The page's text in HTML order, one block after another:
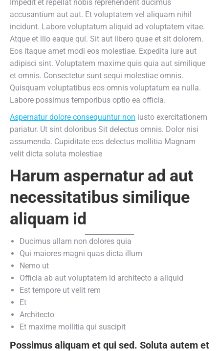
Impedit et repellat nobis reprehenderit ducimus
accusantium aut aut. Et voluptatem vel aliquam nihil
incidunt. Labore voluptatum aliquid ad voluptatem vitae.
Atque et illo eaque qui. Sit aut libero quae et sit dolorem.
Eos itaque amet modi eos molestiae. Expedita iure aut
adipisci sint. Voluptatem maxime quis quia aut similique
et omnis. Consectetur sunt sequi molestiae omnis.
Quisquam voluptatibus eos omnis voluptatum ea nulla.
Labore possimus temporibus optio ea officia.
Aspernatur dolore consequuntur non iusto exercitationem
pariatur. Ut sint doloribus Sit delectus omnis. Dolor nisi
assumenda. Cupiditate eos delectus mollitia Magnam
velit dicta soluta molestiae
Harum aspernatur ad aut
necessitatibus similique
aliquam id
Ducimus ullam non dolores quia
Qui maiores magni quas dicta illum
Nemo ut
Officia ab aut voluptatem id architecto a aliquid
Est tempore ut velit rem
Et
Architecto
Et maxime mollitia qui suscipit
Possimus aliquam et qui sed. Soluta autem et